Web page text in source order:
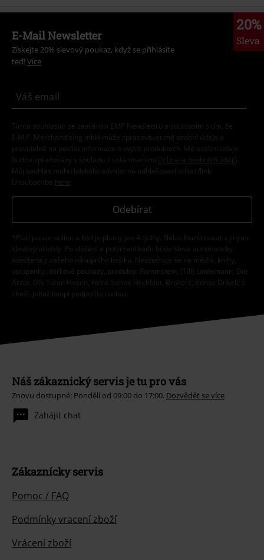
20%
Sleva
E-Mail Newsletter
Získejte 20% slevový poukaz, když se přihlásíte
teď! Více
Tímto souhlasím se zasíláním EMP Newslettru a souhlasím s tím, že
E.M.P. Merchandising mbH může zpracovávat mé osobní údaje a
pravidelně mi posílat informace o svých produktech. Mé osobní údaje
budou zpracovány v souladu s ustanoveními
Ochrana osobních údajů
Můj souhlas mohu kdykoliv odvolat na odhlašovací odkaz/link.
Unsubscribe here
Odebírat
*Platí pouze online a kód je platný jen 4 týdny. Nelze kombinovat s jinými
slevovými kódy. Po vložení a potvrzení kódu bude sleva automaticky
odečtena z vašeho nákupního košíku. Nevztahuje se na média, knihy,
vstupenky, dárkové poukazy, produkty: Rammstein, (Till) Lindemann, Die
Ärzte, Die Toten Hosen, Feine Sahne Fischfilet, Broilers, Böhse Onkelz a
zboží, jehož koupí podpoříte nadaci.
Náš zákaznický servis je tu pro vás
Znovu dostupné: Pondělí od 09:00 do 17:00. Dozvědět se více
Zahájit chat
Zákaznícky servis
Pomoc / FAQ
Podmínky vracení zboží
Vrácení zboží